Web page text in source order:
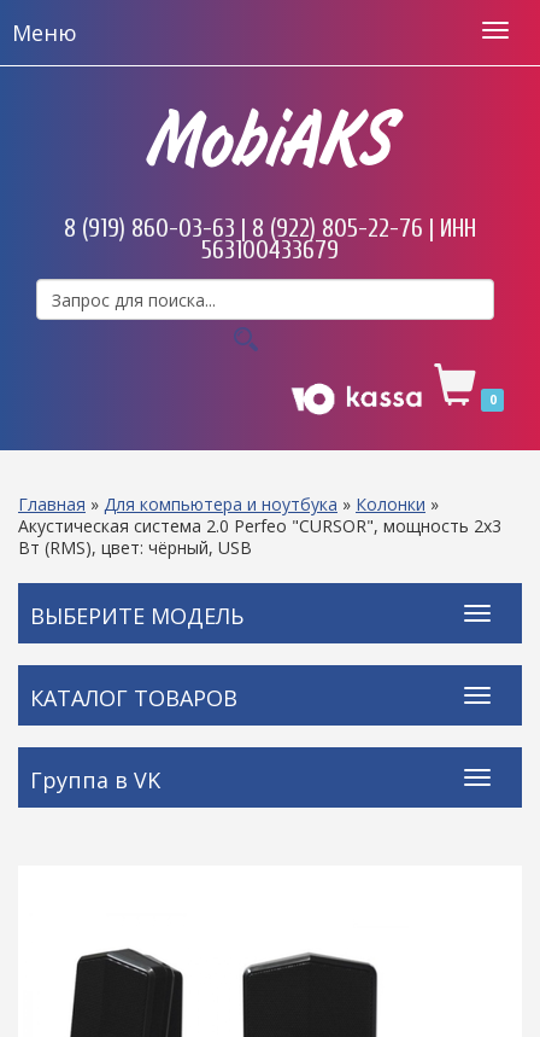
Меню
MobiAKS
8 (919) 860-03-63 | 8 (922) 805-22-76 | ИНН
563100433679
0
Главная » Для компьютера и ноутбука » Колонки »
Акустическая система 2.0 Perfeo "CURSOR", мощность 2х3
Вт (RMS), цвет: чёрный, USB
ВЫБЕРИТЕ МОДЕЛЬ
КАТАЛОГ ТОВАРОВ
Группа в VK